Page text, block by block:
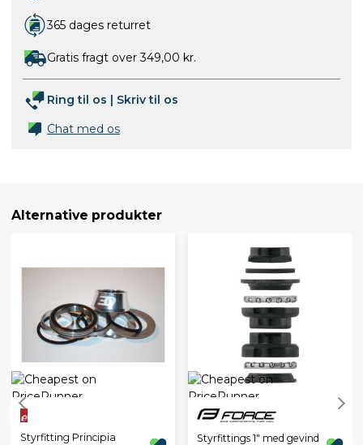
365 dages returret
Gratis fragt over 349,00 kr.
Ring til os | Skriv til os
Chat med os
Alternative produkter
Styrfitting Principia
Styrfittings 1" med gevind